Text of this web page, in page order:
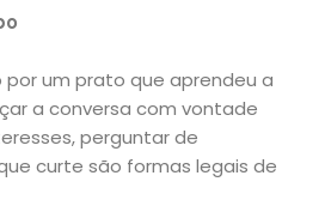
um prato que aprendeu a
a conversa com vontade
perguntar de
curte são formas legais de